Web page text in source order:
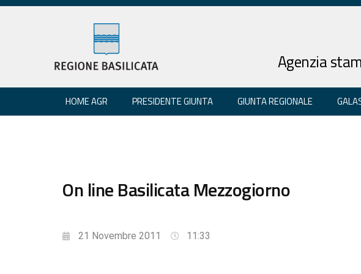
Agenzia
HOME AGR PRESIDENTE GIUNTA GIUNTA REGIONALE
On line Basilicata Mezzogiorno
21 Novembre 2011 11:33